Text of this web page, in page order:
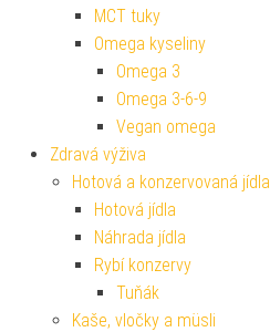
MCT tuky
Omega kyseliny
Omega 3
Omega 3-6-9
Vegan omega
Zdravá výživa
Hotová a konzervovaná jídla
Hotová jídla
Náhrada jídla
Rybí konzervy
Tuňák
Kaše, vločky a müsli